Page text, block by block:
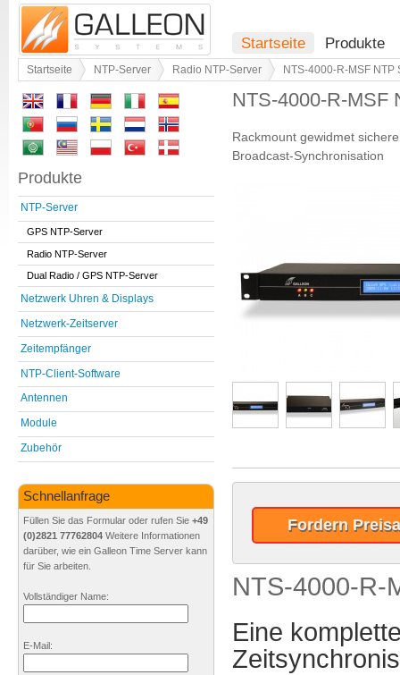
Startseite Produkte
Startseite NTP-Server Radio NTP-Server NTS-4000-R-MSF NTP
NTS-4000-R-MSF
Rackmount gewidmet
Broadcast-Synchronisation
Fordern
NTS-4000-R-
Eine
Produkte
NTP-Server
GPS NTP-Server
Radio NTP-Server
Dual Radio / GPS NTP-Server
Netzwerk Uhren & Displays
Netzwerk-Zeitserver
Zeitempfänger
NTP-Client-Software
Antennen
Module
Zubehör
Schnellanfrage
Füllen Sie das Formular oder rufen Sie +49
(0)2821 77762804 Weitere Informationen
darüber, wie ein Galleon Time Server kann
für Sie arbeiten.
Vollständiger Name:
E-Mail: